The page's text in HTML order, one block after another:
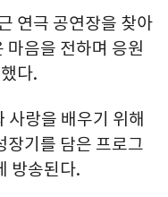
연극 공연장을 찾아
마음을 전하며 응원
다.
랑을 배우기 위해
장기를 담은 프로그
방송된다.